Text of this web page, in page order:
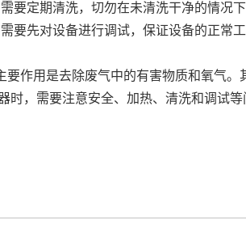
要定期清洗，切勿在未清洗干净的情况下
要先对设备进行调试，保证设备的正常工
作用是去除废气中的有害物质和氧气
时，需要注意安全、加热、清洗和调试